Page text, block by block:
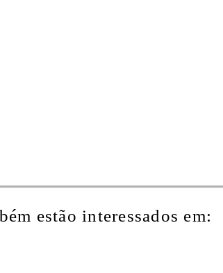
estão interessados em: